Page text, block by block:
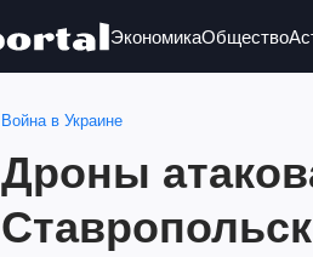
ЭкономикаОбщество
Война в Украине
Дроны